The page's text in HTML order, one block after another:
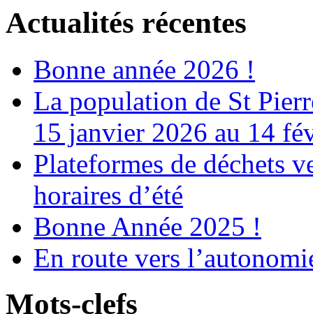
Actualités récentes
Bonne année 2026 !
La population de St
15 janvier 2026 au 14
Plateformes de déchets
horaires d’été
Bonne Année 2025 !
En route vers
Mots-clefs